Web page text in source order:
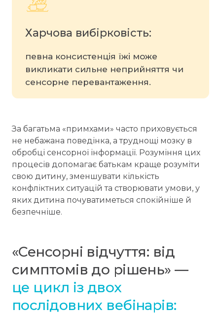
Харчова вибірковість:
певна консистенція їжі може
викликати сильне неприйняття чи
сенсорне перевантаження.
За багатьма «примхами» часто приховується
не небажана поведінка, а труднощі мозку в
обробці сенсорної інформації. Розуміння цих
процесів допомагає батькам краще розуміти
свою дитину, зменшувати кількість
конфліктних ситуацій та створювати умови, у
яких дитина почуватиметься спокійніше й
безпечніше.
«Сенсорні відчуття: від
симптомів до рішень» —
це цикл із двох
послідовних вебінарів: